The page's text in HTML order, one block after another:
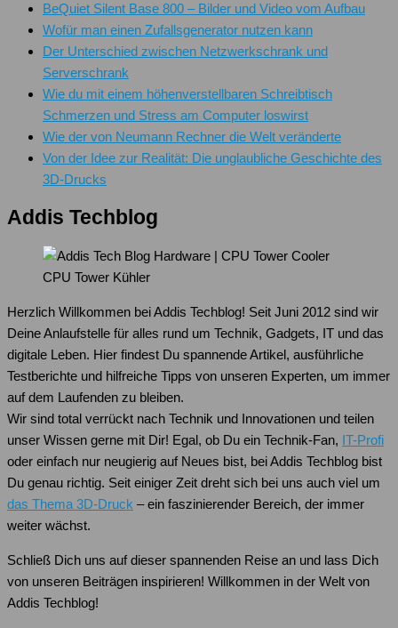
BeQuiet Silent Base 800 – Bilder und Video vom Aufbau
Wofür man einen Zufallsgenerator nutzen kann
Der Unterschied zwischen Netzwerkschrank und
Serverschrank
Wie du mit einem höhenverstellbaren Schreibtisch
Schmerzen und Stress am Computer loswirst
Wie der von Neumann Rechner die Welt veränderte
Von der Idee zur Realität: Die unglaubliche Geschichte des
3D-Drucks
Addis Techblog
CPU Tower Kühler
Herzlich Willkommen bei Addis Techblog! Seit Juni 2012 sind wir
Deine Anlaufstelle für alles rund um Technik, Gadgets, IT und das
digitale Leben. Hier findest Du spannende Artikel, ausführliche
Testberichte und hilfreiche Tipps von unseren Experten, um immer
auf dem Laufenden zu bleiben.
Wir sind total verrückt nach Technik und Innovationen und teilen
unser Wissen gerne mit Dir! Egal, ob Du ein Technik-Fan, IT-Profi
oder einfach nur neugierig auf Neues bist, bei Addis Techblog bist
Du genau richtig. Seit einiger Zeit dreht sich bei uns auch viel um
das Thema 3D-Druck – ein faszinierender Bereich, der immer
weiter wächst.
Schließ Dich uns auf dieser spannenden Reise an und lass Dich
von unseren Beiträgen inspirieren! Willkommen in der Welt von
Addis Techblog!